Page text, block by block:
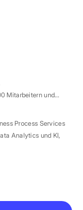
Mitarbeitern und
Process Services
Analytics und KI,